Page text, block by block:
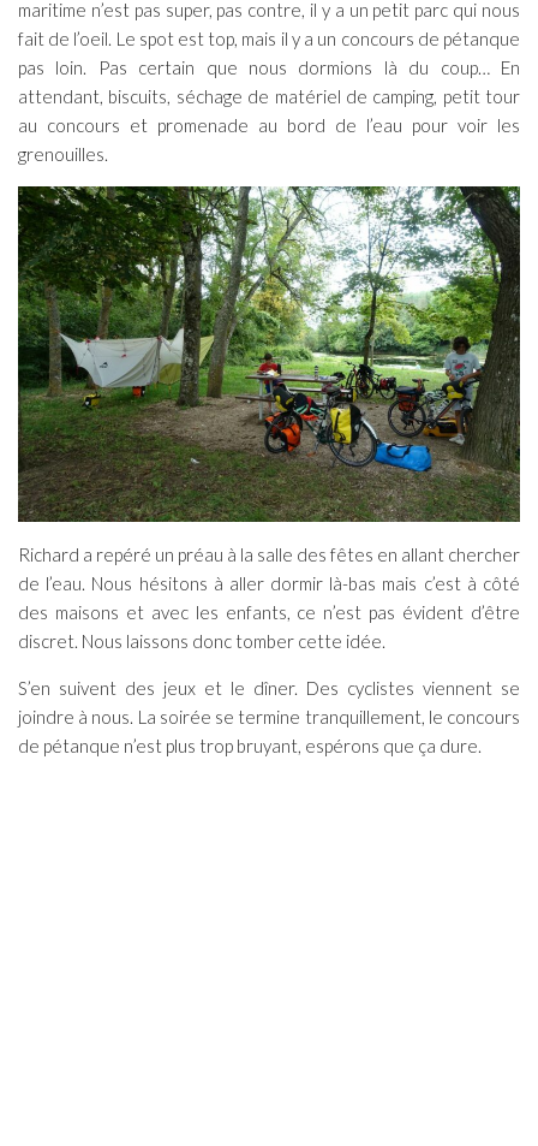
maritime n’est pas super, pas contre, il y a un petit parc qui nous
fait de l’oeil. Le spot est top, mais il y a un concours de pétanque
pas loin. Pas certain que nous dormions là du coup… En
attendant, biscuits, séchage de matériel de camping, petit tour
au concours et promenade au bord de l’eau pour voir les
grenouilles.
Richard a repéré un préau à la salle des fêtes en allant chercher
de l’eau. Nous hésitons à aller dormir là-bas mais c’est à côté
des maisons et avec les enfants, ce n’est pas évident d’être
discret. Nous laissons donc tomber cette idée.
S’en suivent des jeux et le dîner. Des cyclistes viennent se
joindre à nous. La soirée se termine tranquillement, le concours
de pétanque n’est plus trop bruyant, espérons que ça dure.